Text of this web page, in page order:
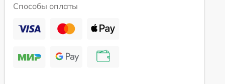
Способы оплаты